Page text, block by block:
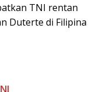
TNI rentan
Duterte di Filipina